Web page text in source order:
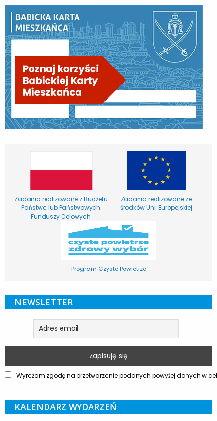
Zadania realizowane z Budżetu
Państwa lub Państwowych
Funduszy Celowych
Zadania realizowane ze
środków Unii Europejskiej
Program Czyste Powietrze
NEWSLETTER
Wyrażam zgodę na przetwarzanie podanych powyżej danych w
KALENDARZ WYDARZEŃ